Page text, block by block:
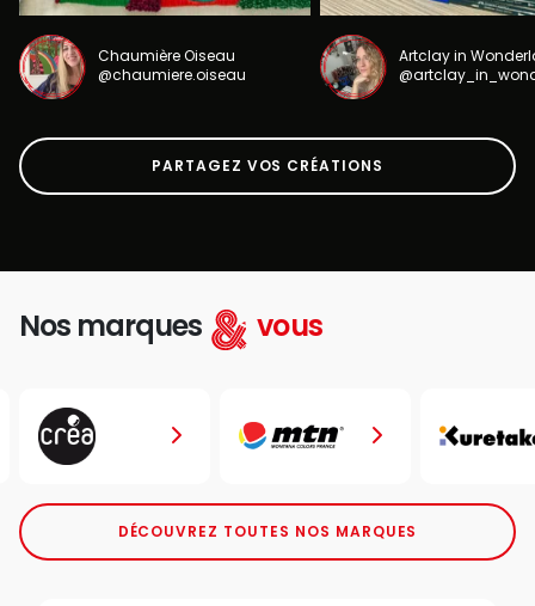
Chaumière Oiseau
@chaumiere.oiseau
Artclay in
PARTAGEZ VOS CRÉATIONS
Nos marques vous
DÉCOUVREZ TOUTES NOS MARQUES